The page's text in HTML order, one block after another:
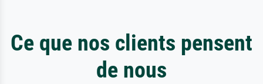
Ce que nos clients pensent
de nous